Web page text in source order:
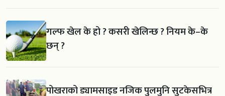
गल्फ खेल के हो ? कसरी खेलिन्छ ? नियम के–के
छन् ?
पोखराको ड्यामसाइड नजिक पुलमुनि सुटकेसभित्र